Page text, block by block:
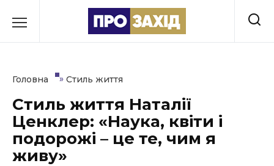
до
Культура
Освіта
Головна » Стиль життя
Стиль життя Наталії
Ценклер: «Наука, квіти і
подорожі – це те, чим я
живу»